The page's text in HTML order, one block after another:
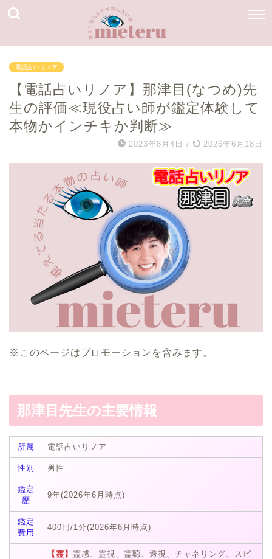
電話占いリノア
【電話占いリノア】那津目(なつめ)先
生の評価≪現役占い師が鑑定体験して
本物かインチキか判断≫
2023年8月4日 / 2026年6月18日
※このページはプロモーションを含みます。
那津目先生の主要情報
所属 電話占いリノア
性別 男性
鑑定
歴
9年(2026年6月時点)
鑑定
費用
400円/1分(2026年6月時点)
【霊】 霊感、霊視、霊聴、透視、チャネリング、スピ